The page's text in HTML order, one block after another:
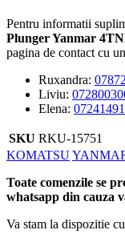
Pentru informatii
Plunger Yanmar
pagina de contact cu
Ruxandra:
Liviu:
Elena:
SKU RKU-15751
Tags:
KOMATSU
Toate comenzile se
whatsapp din cauza
Va stam la dispozitie